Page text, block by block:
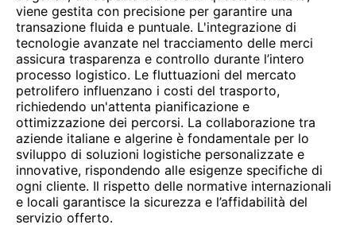
viene gestita con precisione per garantire una
transazione fluida e puntuale. L'integrazione di
tecnologie avanzate nel tracciamento delle merci
assicura trasparenza e controllo durante l’intero
processo logistico. Le fluttuazioni del mercato
petrolifero influenzano i costi del trasporto,
richiedendo un'attenta pianificazione e
ottimizzazione dei percorsi. La collaborazione tra
aziende italiane e algerine è fondamentale per lo
sviluppo di soluzioni logistiche personalizzate e
innovative, rispondendo alle esigenze specifiche di
ogni cliente. Il rispetto delle normative internazionali
e locali garantisce la sicurezza e l’affidabilità del
servizio offerto.